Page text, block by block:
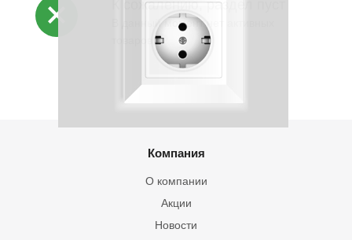
К сожалению, раздел пуст
В данный момент нет активных
Компания
О компании
Акции
Новости